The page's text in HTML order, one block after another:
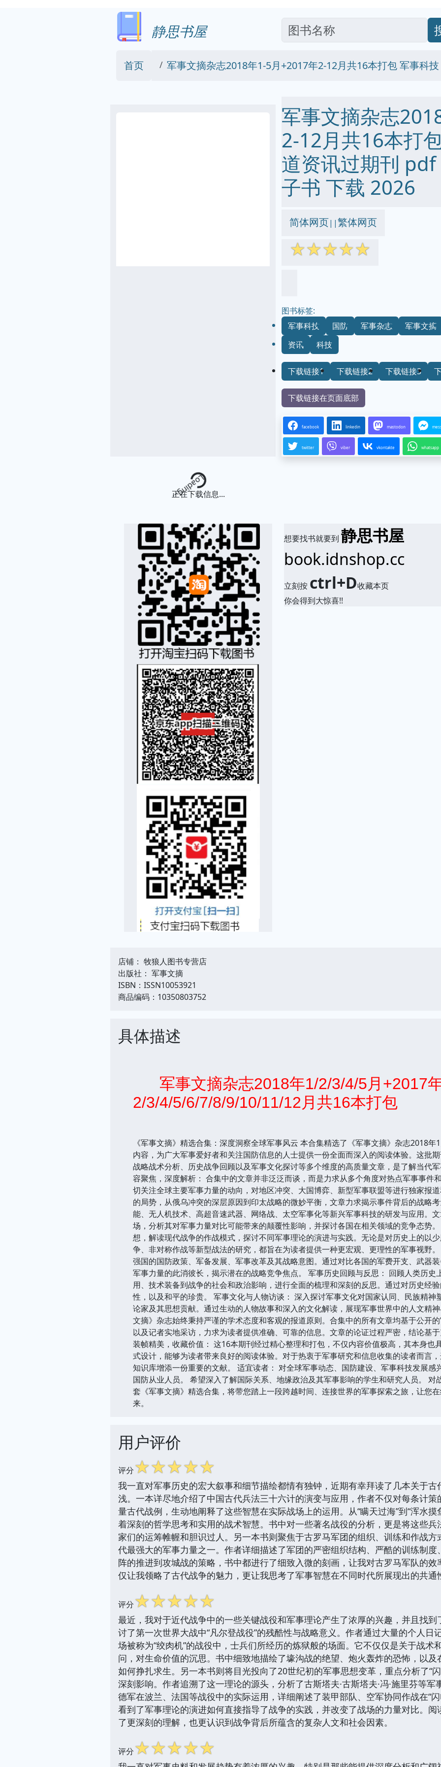
静思书屋
首页 军事文摘杂志2018年1-5月+2017年2-12月共16本打包 军事科
军事文摘杂志
2-12月共16本打
道资讯过期刊
子书 下载 2026
简体网页||繁体网页
☆☆☆☆☆
图书标签:
军事科技
国防 军事杂志
军事文摘
资讯
科技
下载链接1 下载链接2 下载链接3
下载链接在页面底部
facebook linkedin mastodon
twitter viber vkontakte whatsapp
Loading...
正在下载信息...
想要找书就要到静思书屋
book.idnshop.cc
立刻按 ctrl+D收藏本页
你会得到大惊喜!!
店铺： 牧狼人图书专营店
出版社： 军事文摘
ISBN：ISSN10053921
商品编码：10350803752
具体描述
军事文摘杂志2018年1/2/3/4/5月+2017
2/3/4/5/6/7/8/9/10/11/12月共16本打包
《军事文摘》精选合集：深度洞察全球军事风云 本合集精选了《军事文摘》杂志2018
内容，为广大军事爱好者和关注国防信息的人士提供一份全面而深入的阅读体验。这批
战略战术分析、历史战争回顾以及军事文化探讨等多个维度的高质量文章，是了解当代
容聚焦，深度解析： 合集中的文章并非泛泛而谈，而是力求从多个角度对热点军事事件
切关注全球主要军事力量的动向，对地区冲突、大国博弈、新型军事联盟等进行独家报
的局势，从俄乌冲突的深层原因到印太战略的微妙平衡，文章力求揭示事件背后的战略
能、无人机技术、高超音速武器、网络战、太空军事化等新兴军事科技的研发与应用。
场，分析其对军事力量对比可能带来的颠覆性影响，并探讨各国在相关领域的竞争态势
想，解读现代战争的作战模式，探讨不同军事理论的演进与实践。无论是对历史上的以
争、非对称作战等新型战法的研究，都旨在为读者提供一种更宏观、更理性的军事视野
强国的国防政策、军备发展、军事改革及其战略意图。通过对比各国的军费开支、武器
军事力量的此消彼长，揭示潜在的战略竞争焦点。 军事历史回顾与反思： 回顾人类历
用、技术装备到战争的社会和政治影响，进行全面的梳理和深刻的反思。通过对历史经
性，以及和平的珍贵。 军事文化与人物访谈： 深入探讨军事文化对国家认同、民族精
论家及其思想贡献。通过生动的人物故事和深入的文化解读，展现军事世界中的人文精
文摘》杂志始终秉持严谨的学术态度和客观的报道原则。合集中的所有文章均基于公开
以及记者实地采访，力求为读者提供准确、可靠的信息。文章的论证过程严密，结论基
装帧精美，收藏价值： 这16本期刊经过精心整理和打包，不仅内容价值极高，其本身也
式设计，能够为读者带来良好的阅读体验。对于热衷于军事研究和信息收集的读者而言
知识库增添一份重要的文献。 适宜读者： 对全球军事动态、国防建设、军事科技发展
国防从业人员。 希望深入了解国际关系、地缘政治及其军事影响的学生和研究人员。
套《军事文摘》精选合集，将带您踏上一段跨越时间、连接世界的军事探索之旅，让您
来。
用户评价
评分☆☆☆☆☆
我一直对军事历史的宏大叙事和细节描绘都情有独钟，近期有幸拜读了几本关于
浅。一本详尽地介绍了中国古代兵法三十六计的演变与应用，作者不仅对每条计
量古代战例，生动地阐释了这些智慧在实际战场上的运用。从“瞒天过海”到“浑水
着深刻的哲学思考和实用的战术智慧。书中对一些著名战役的分析，更是将这些
家们的运筹帷幄和胆识过人。另一本书则聚焦于古罗马军团的组织、训练和作战
代最强大的军事力量之一。作者详细描述了军团的严密组织结构、严酷的训练制
阵的推进到攻城战的策略，书中都进行了细致入微的刻画，让我对古罗马军队的
仅让我领略了古代战争的魅力，更让我思考了军事智慧在不同时代所展现出的共通
评分☆☆☆☆☆
最近，我对于近代战争中的一些关键战役和军事理论产生了浓厚的兴趣，并且找
讨了第一次世界大战中“凡尔登战役”的残酷性与战略意义。作者通过大量的个人
场被称为“绞肉机”的战役中，士兵们所经历的炼狱般的场面。它不仅仅是关于战
问，对生命价值的沉思。书中细致地描绘了壕沟战的绝望、炮火轰炸的恐怖，以
如何挣扎求生。另一本书则将目光投向了20世纪初的军事思想变革，重点分析了“
深刻影响。作者追溯了这一理论的源头，分析了古斯塔夫·古斯塔夫·冯·施里芬等
德军在波兰、法国等战役中的实际运用，详细阐述了装甲部队、空军协同作战在“
看到了军事理论的演进如何直接指导了战争的实践，并改变了战场的力量对比。
了更深刻的理解，也更认识到战争背后所蕴含的复杂人文和社会因素。
评分☆☆☆☆☆